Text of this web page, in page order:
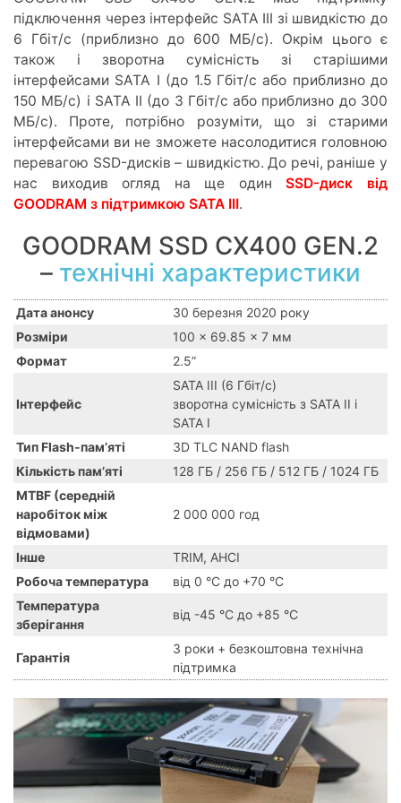
підключення через інтерфейс SATA III зі швидкістю до
6 Гбіт/с (приблизно до 600 МБ/с). Окрім цього є
також і зворотна сумісність зі старішими
інтерфейсами SATA I (до 1.5 Гбіт/с або приблизно до
150 МБ/с) і SATA II (до 3 Гбіт/с або приблизно до 300
МБ/с). Проте, потрібно розуміти, що зі старими
інтерфейсами ви не зможете насолодитися головною
перевагою SSD-дисків – швидкістю. До речі, раніше у
нас виходив огляд на ще одинSSD-диск від
GOODRAM з підтримкою SATA III.
GOODRAM SSD CX400 GEN.2
– технічні характеристики
Дата анонсу
30 березня 2020 року
Розміри
100 x 69.85 x 7 мм
Формат
2.5”
Інтерфейс
SATA III (6 Гбіт/с)
зворотна сумісність з SATA II і
SATA I
Тип Flash-пам’яті
3D TLC NAND flash
Кількість пам’яті
128 ГБ / 256 ГБ / 512 ГБ / 1024 ГБ
MTBF (середній
наробіток між
відмовами)
2 000 000 год
Інше
TRIM, AHCI
Робоча температура
від 0 °C до +70 °C
Температура
зберігання
від -45 °C до +85 °C
Гарантія
3 роки + безкоштовна технічна
підтримка